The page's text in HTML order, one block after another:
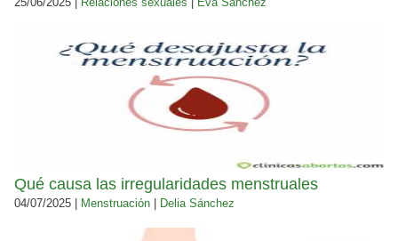
Qué causa las irregularidades menstruales
04/07/2025 | Menstruación Delia Sánchez